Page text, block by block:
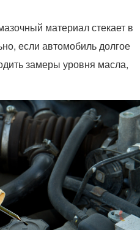
материал стекает в
если автомобиль долгое
замеры уровня масла,